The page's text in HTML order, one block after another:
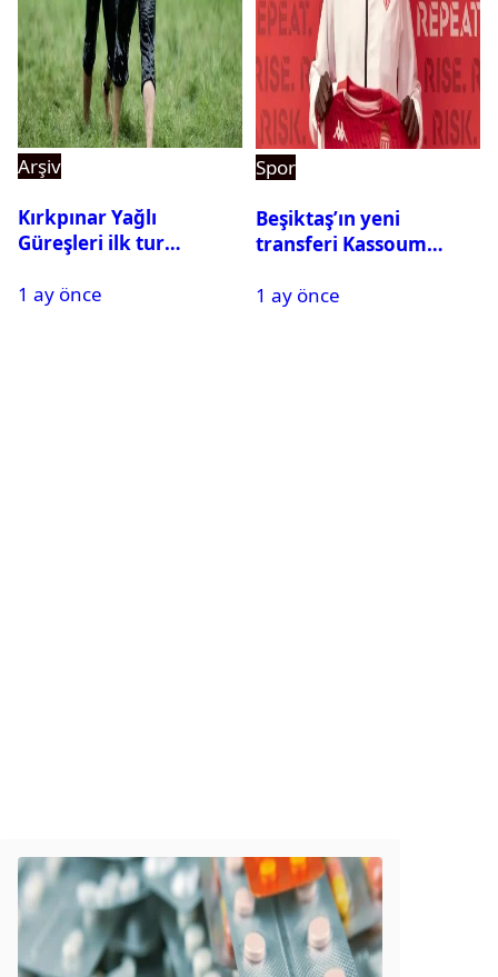
Arşiv
Kırkpınar Yağlı
Güreşleri ilk tur
2. tura geçen
1 ay önce
Spor
Beşiktaş’ın yeni
transferi Kassoum
gelecek? Resmi
1 ay önce